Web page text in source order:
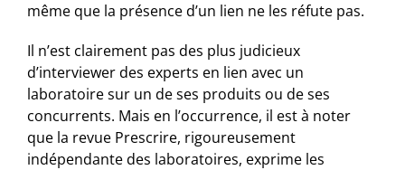
même que la présence d’un lien ne les réfute pas.
Il n’est clairement pas des plus judicieux
d’interviewer des experts en lien avec un
laboratoire sur un de ses produits ou de ses
concurrents. Mais en l’occurrence, il est à noter
que la revue Prescrire, rigoureusement
indépendante des laboratoires, exprime les